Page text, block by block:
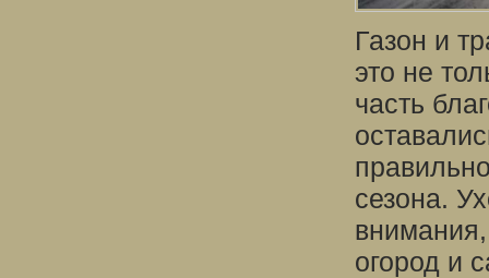
Газон и
это не
часть
сезона.
огород и